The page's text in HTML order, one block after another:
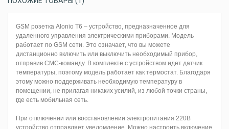
GSM розетка Alonio T6 – устройство, предназначенное для
удаленного управления электрическими приборами. Модель
работает по GSM сети. Это означает, что вы можете
дистанционно включить или выключить необходимый прибор,
отправив СМС-команду. В комплекте с устройством идет датчик
температуры, поэтому модель работает как термостат. Благодаря
этому можно поддерживать необходимую температуру в
помещении, не прилагая никаких усилий, из любой точки страны,
где есть мобильная сеть.
При отключении или восстановлении электропитания 220В